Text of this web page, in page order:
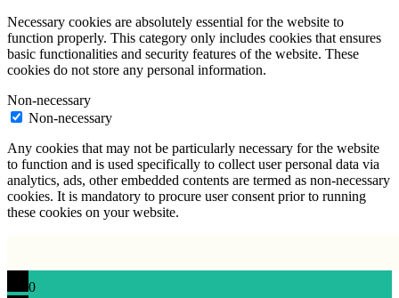
Necessary cookies are absolutely essential for the website to
function properly. This category only includes cookies that ensures
basic functionalities and security features of the website. These
cookies do not store any personal information.
Non-necessary
Non-necessary
Any cookies that may not be particularly necessary for the website
to function and is used specifically to collect user personal data via
analytics, ads, other embedded contents are termed as non-necessary
cookies. It is mandatory to procure user consent prior to running
these cookies on your website.
0